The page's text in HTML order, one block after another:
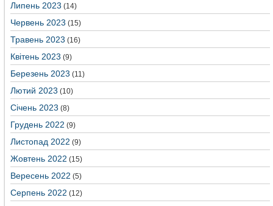
Липень 2023 (14)
Червень 2023 (15)
Травень 2023 (16)
Квітень 2023 (9)
Березень 2023 (11)
Лютий 2023 (10)
Січень 2023 (8)
Грудень 2022 (9)
Листопад 2022 (9)
Жовтень 2022 (15)
Вересень 2022 (5)
Серпень 2022 (12)